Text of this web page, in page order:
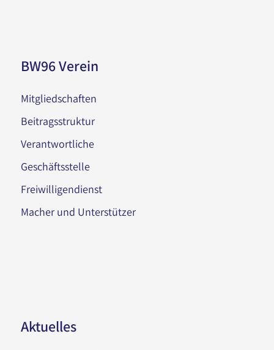
BW96 Verein
Mitgliedschaften
Beitragsstruktur
Verantwortliche
Geschäftsstelle
Freiwilligendienst
Macher und Unterstützer
Aktuelles